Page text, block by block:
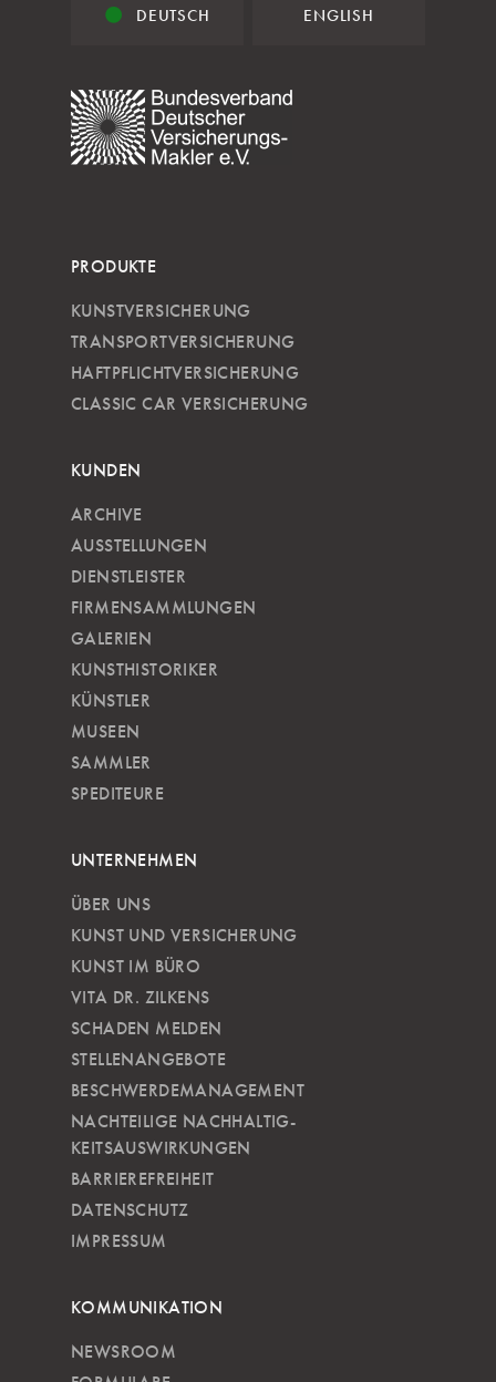
DEUTSCH ENGLISH
PRODUKTE
KUNSTVERSICHERUNG
TRANSPORTVERSICHERUNG
HAFTPFLICHTVERSICHERUNG
CLASSIC CAR VERSICHERUNG
KUNDEN
ARCHIVE
AUSSTELLUNGEN
DIENSTLEISTER
FIRMENSAMMLUNGEN
GALERIEN
KUNSTHISTORIKER
KÜNSTLER
MUSEEN
SAMMLER
SPEDITEURE
UNTERNEHMEN
ÜBER UNS
KUNST UND VERSICHERUNG
KUNST IM BÜRO
VITA DR. ZILKENS
SCHADEN MELDEN
STELLENANGEBOTE
BESCHWERDEMANAGEMENT
NACHTEILIGE NACH­HALTIG­
KEITSAUSWIRKUNGEN
BARRIEREFREIHEIT
DATENSCHUTZ
IMPRESSUM
KOMMUNIKATION
NEWSROOM